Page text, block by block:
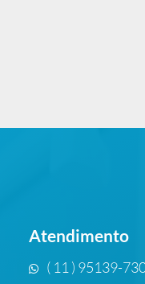
Atendimento
( 11 ) 95139-